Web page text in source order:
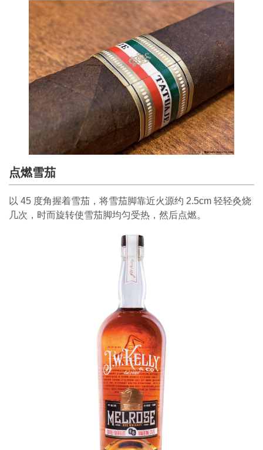
点燃雪茄
以 45 度角握着雪茄，将雪茄脚靠近火源约 2.5cm 轻轻灸烧
几次，时而旋转使雪茄脚均匀受热，然后点燃。